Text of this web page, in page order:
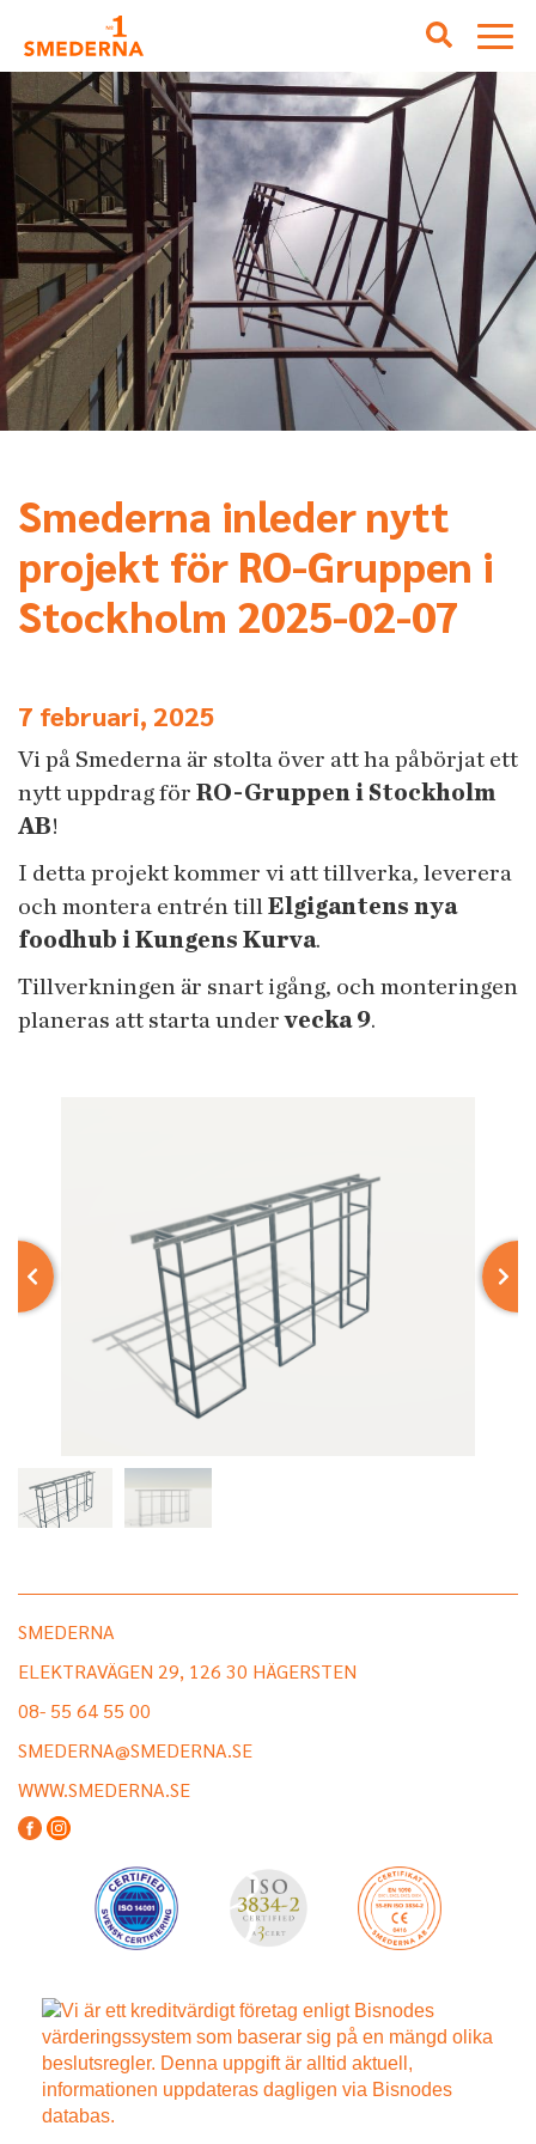
Smederna inleder nytt
projekt för RO-Gruppen i
Stockholm 2025-02-07
7 februari, 2025
Vi på Smederna är stolta över att ha påbörjat ett
nytt uppdrag för RO-Gruppen i Stockholm
AB!
I detta projekt kommer vi att tillverka, leverera
och montera entrén till Elgigantens nya
foodhub i Kungens Kurva.
Tillverkningen är snart igång, och monteringen
planeras att starta undervecka 9.
SMEDERNA
ELEKTRAVÄGEN 29, 126 30 HÄGERSTEN
08- 55 64 55 00
SMEDERNA@SMEDERNA.SE
WWW.SMEDERNA.SE